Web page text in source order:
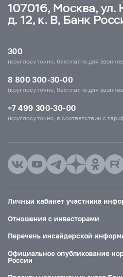
107016, Москва, ул.
д. 12, к. В, Банк
300
(круглосуточно, бесплатно для
8 800 300-30-00
(круглосуточно, бесплатно для
+7 499 300-30-00
(круглосуточно, в соответствии с
Личный кабинет участника
Отношения с инвесторами
Перечень инсайдерской
Официальное опубликование
России